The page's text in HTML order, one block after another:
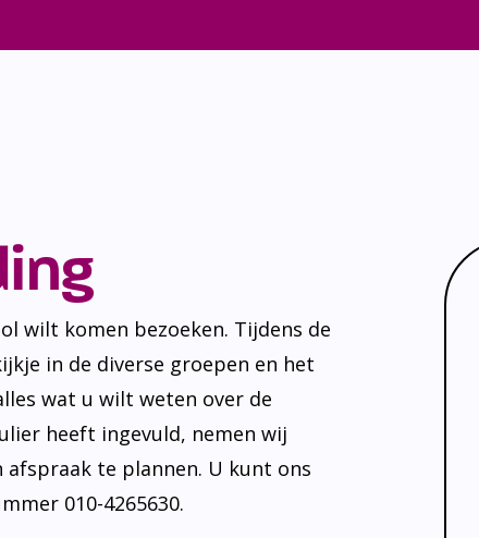
wilt komen bezoeken. Tijdens de
in de diverse groepen en het
wat u wilt weten over de
heeft ingevuld, nemen wij
te plannen. U kunt ons
010-4265630.